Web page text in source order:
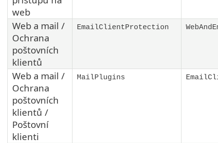
web
Web a mail /
Ochrana
poštovních
klientů
EmailClientProtection
Web a mail /
Ochrana
poštovních
klientů /
Poštovní
klienti
MailPlugins